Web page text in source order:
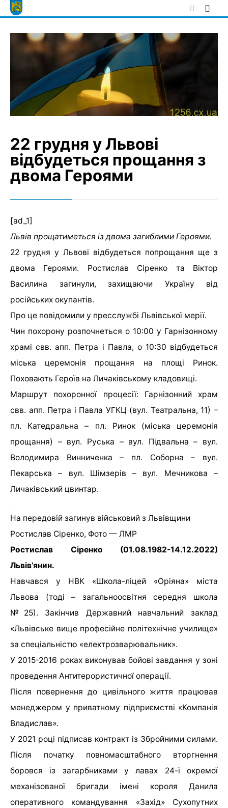
Skip
to
22 грудня у Львові
відбудеться прощання з
двома Героями
[ad_1]
Львів прощатиметься із двома загиблими Героями.
22 грудня у Львові відбудеться попрощання ще з
двома Героями. Ростислав Сіренко та Віктор
Василина загинули, захищаючи Україну від
російських окупантів.
Про це повідомили у пресслужбі Львівської мерії.
Чин похорону розпочнеться о 10:00 у Гарнізонному
храмі свв. апп. Петра і Павла, о 10:30 відбудеться
міська церемонія прощання на площі Ринок.
Поховають Героїв на Личаківському кладовищі.
Маршрут похоронної процесії: Гарнізонний храм
свв. апп. Петра і Павла УГКЦ (вул. Театральна, 11) –
пл. Катедральна – пл. Ринок (міська церемонія
прощання) – вул. Руська – вул. Підвальна – вул.
Володимира Винниченка – пл. Соборна – вул.
Пекарська – вул. Шімзерів – вул. Мечникова –
Личаківський цвинтар.
На передовій загинув військовий з Львівщини
Ростислав Сіренко, Фото — ЛМР
Ростислав Сіренко (01.08.1982-14.12.2022)
Львів’янин.
Навчався у НВК «Школа-ліцей «Оріяна» міста
Львова (тоді – загальноосвітня середня школа
№25). Закінчив Державний навчальний заклад
«Львівське вище професійне політехнічне училище»
за спеціальністю «електрозварювальник».
У 2015-2016 роках виконував бойові завдання у зоні
проведення Антитерористичної операції.
Після повернення до цивільного життя працював
менеджером у приватному підприємстві «Компанія
Владислав».
У 2021 році підписав контракт із Збройними силами.
Після початку повномасштабного вторгнення
боровся із загарбниками у лавах 24-ї окремої
механізованої бригади імені короля Данила
оперативного командування «Захід» Сухопутних